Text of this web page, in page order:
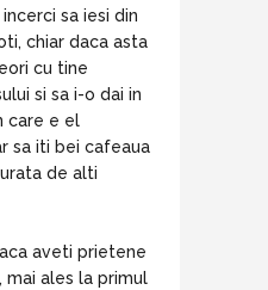
sa iesi din
chiar daca asta
cu tine
si sa i-o dai in
care e el
sa iti bei cafeaua
de alti
aveti prietene
ales la primul